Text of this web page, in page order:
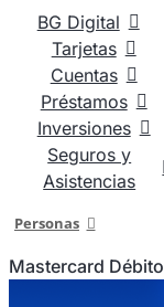
Saltar
contenido
BG Digital
Tarjetas
Cuentas
Préstamos
Inversiones
Seguros y
Asistencias
Personas
Mastercard Débito